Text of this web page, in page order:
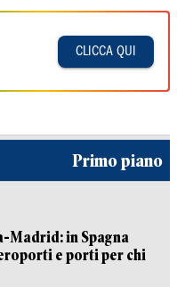
CLICCA QUI
Primo piano
Madrid: in Spagna
e porti per chi